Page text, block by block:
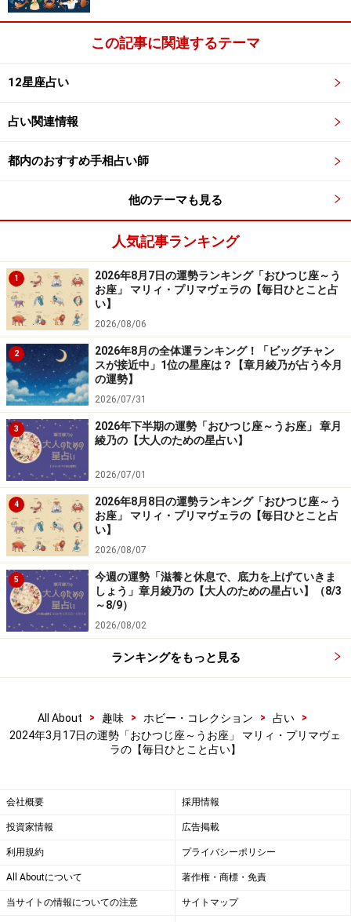
とびきり楽しい日。誘われたイベントにはぜひ参加し
＞【3月の運勢】はこちら
＞【2024年上半期の運勢】はこちら
かに座（6月22日～7月22日生まれ）
2024年3月17日の運勢「かに座」
向こう見ずな行動で失敗。動かずに運気回復を待つべ
き。
＞【3月の運勢】はこちら
＞【2024年上半期の運勢】はこちら
2024年3月17日の運勢「しし座」
周囲を説得するチャンス日。攻めるより穏やかな口調
＞【3月の運勢】はこちら
＞【2024年上半期の運勢】はこちら
おとめ座（8月23日～9月22日生まれ）
この記事に関連するテーマ
12星座占い
占い関連情報
都内のおすすめ手相占い師
他のテーマも見る
人気記事ランキング
1
2026年8月7日の運勢ランキング「おひつじ座～う
お座」 マリィ・プリマヴェラの【毎日ひとこと占
い】
2026/08/06
2
2026年8月の全体運ランキング！「ビッグチャン
スが接近中」1位の星座は？【章月綾乃が占う今月
の運勢】
2026/07/31
3
2026年下半期の運勢「おひつじ座～うお座」 章月
綾乃の【大人のための星占い】
2026/07/01
4
2026年8月8日の運勢ランキング「おひつじ座～う
お座」 マリィ・プリマヴェラの【毎日ひとこと占
い】
2026/08/07
5
今週の運勢「滋養と休息で、底力を上げていきま
しょう」章月綾乃の【大人のための星占い】（8/3
～8/9）
2026/08/02
ランキングをもっと見る
All About > 趣味 > ホビー・コレクション > 占い
>
2024年3月17日の運勢「おひつじ座～うお座」 マリィ・プリマヴェ
ラの【毎日ひとこと占い】
会社概要 採用情報
投資家情報 広告掲載
利用規約 プライバシーポリシー
All Aboutについて 著作権・商標・免責
当サイトの情報についての注意 サイトマップ